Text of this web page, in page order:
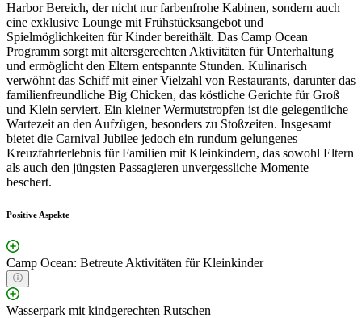
Harbor Bereich, der nicht nur farbenfrohe Kabinen, sondern auch
eine exklusive Lounge mit Frühstücksangebot und
Spielmöglichkeiten für Kinder bereithält. Das Camp Ocean
Programm sorgt mit altersgerechten Aktivitäten für Unterhaltung
und ermöglicht den Eltern entspannte Stunden. Kulinarisch
verwöhnt das Schiff mit einer Vielzahl von Restaurants, darunter das
familienfreundliche Big Chicken, das köstliche Gerichte für Groß
und Klein serviert. Ein kleiner Wermutstropfen ist die gelegentliche
Wartezeit an den Aufzügen, besonders zu Stoßzeiten. Insgesamt
bietet die Carnival Jubilee jedoch ein rundum gelungenes
Kreuzfahrterlebnis für Familien mit Kleinkindern, das sowohl Eltern
als auch den jüngsten Passagieren unvergessliche Momente
beschert.
Positive Aspekte
Camp Ocean: Betreute Aktivitäten für Kleinkinder
Wasserpark mit kindgerechten Rutschen